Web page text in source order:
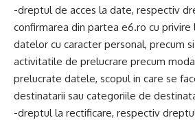
-dreptul de acces la date, respectiv
confirmarea din partea e6.ro cu privire
datelor cu caracter personal, precum
activitatile de prelucrare precum
prelucrate datele, scopul in care se
destinatarii sau categoriile de
-dreptul la rectificare, respectiv